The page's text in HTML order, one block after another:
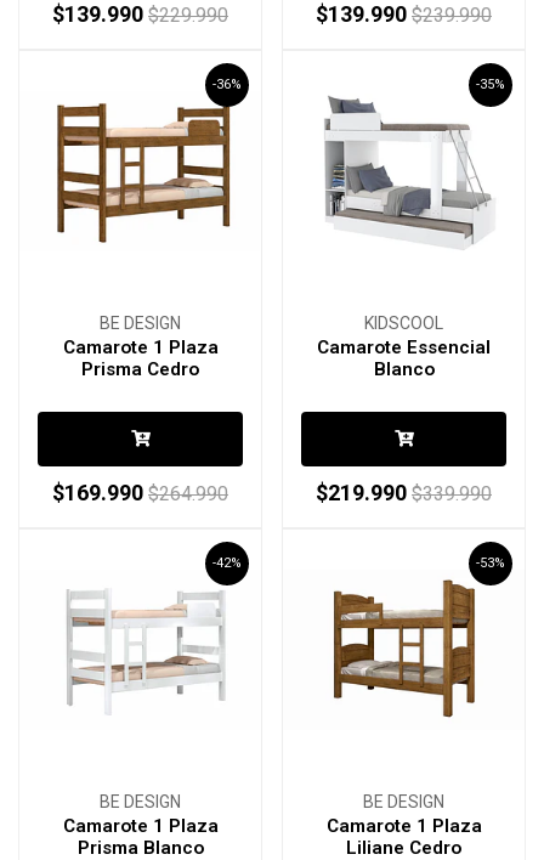
$139.990 $229.990 $139.990 $239.990
-36%
BE DESIGN
Camarote 1 Plaza
Prisma Cedro
$169.990 $264.990
-35%
KIDSCOOL
Camarote Essencial
Blanco
$219.990 $339.990
-42%
BE DESIGN
Camarote 1 Plaza
Prisma Blanco
-53%
BE DESIGN
Camarote 1 Plaza
Liliane Cedro